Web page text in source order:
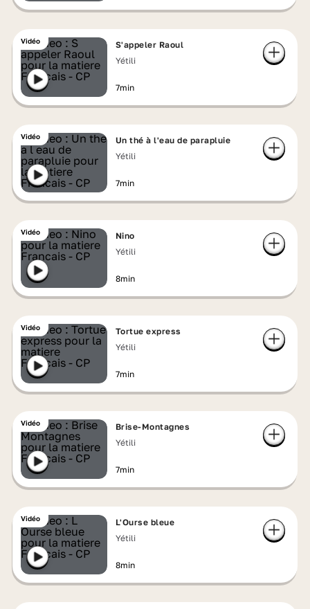
Vidéo
S'appeler Raoul
Yétili
7min
Vidéo
Un thé à l'eau de parapluie
Yétili
7min
Vidéo
Nino
Yétili
8min
Vidéo
Tortue express
Yétili
7min
Vidéo
Brise-Montagnes
Yétili
7min
Vidéo
L'Ourse bleue
Yétili
8min